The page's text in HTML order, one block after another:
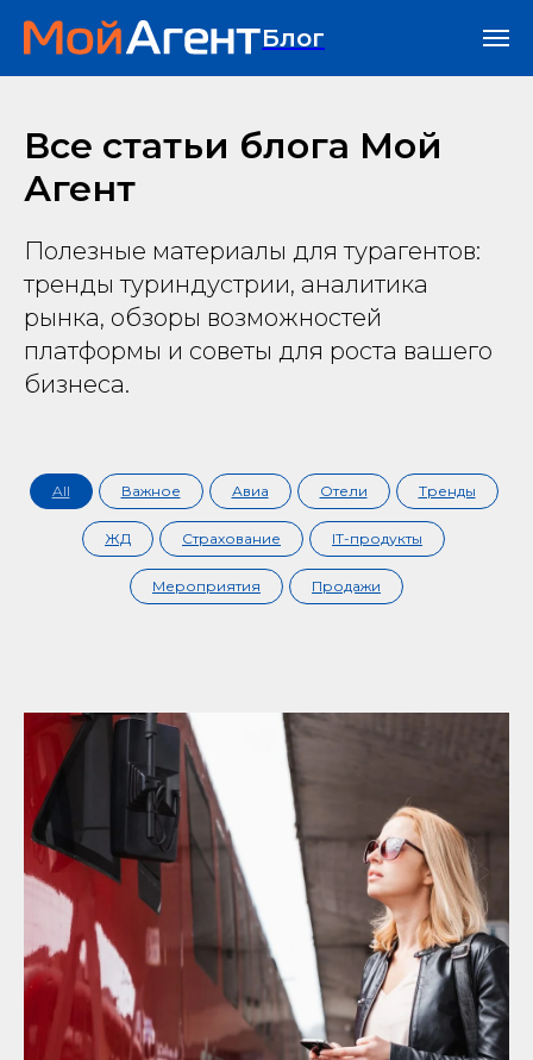
Блог
Все статьи блога Мой
Агент
Полезные материалы для турагентов:
тренды туриндустрии, аналитика
рынка, обзоры возможностей
платформы и советы для роста вашего
бизнеса.
All Важное Авиа Отели Тренды
ЖД Страхование IT-продукты
Мероприятия Продажи